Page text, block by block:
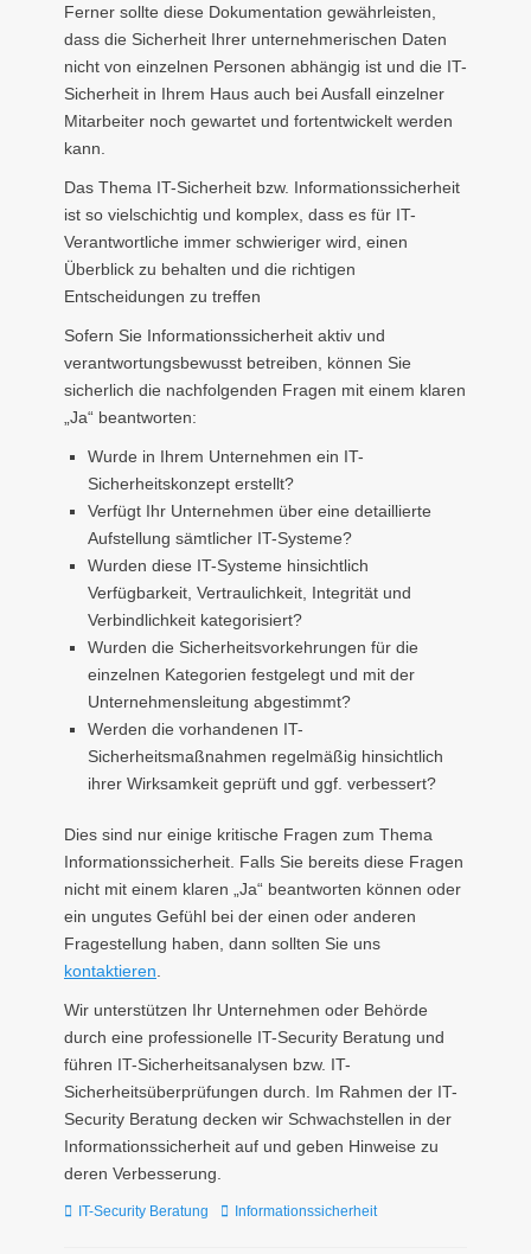
Ferner sollte diese Dokumentation gewährleisten,
dass die Sicherheit Ihrer unternehmerischen Daten
nicht von einzelnen Personen abhängig ist und die IT-
Sicherheit in Ihrem Haus auch bei Ausfall einzelner
Mitarbeiter noch gewartet und fortentwickelt werden
kann.
Das Thema IT-Sicherheit bzw. Informationssicherheit
ist so vielschichtig und komplex, dass es für IT-
Verantwortliche immer schwieriger wird, einen
Überblick zu behalten und die richtigen
Entscheidungen zu treffen
Sofern Sie Informationssicherheit aktiv und
verantwortungsbewusst betreiben, können Sie
sicherlich die nachfolgenden Fragen mit einem klaren
„Ja“ beantworten:
Wurde in Ihrem Unternehmen ein IT-
Sicherheitskonzept erstellt?
Verfügt Ihr Unternehmen über eine detaillierte
Aufstellung sämtlicher IT-Systeme?
Wurden diese IT-Systeme hinsichtlich
Verfügbarkeit, Vertraulichkeit, Integrität und
Verbindlichkeit kategorisiert?
Wurden die Sicherheitsvorkehrungen für die
einzelnen Kategorien festgelegt und mit der
Unternehmensleitung abgestimmt?
Werden die vorhandenen IT-
Sicherheitsmaßnahmen regelmäßig hinsichtlich
ihrer Wirksamkeit geprüft und ggf. verbessert?
Dies sind nur einige kritische Fragen zum Thema
Informationssicherheit. Falls Sie bereits diese Fragen
nicht mit einem klaren „Ja“ beantworten können oder
ein ungutes Gefühl bei der einen oder anderen
Fragestellung haben, dann sollten Sie uns
kontaktieren
Wir unterstützen Ihr Unternehmen oder Behörde
durch eine professionelle IT-Security Beratung und
führen IT-Sicherheitsanalysen bzw. IT-
Sicherheitsüberprüfungen durch. Im Rahmen der IT-
Security Beratung decken wir Schwachstellen in der
Informationssicherheit auf und geben Hinweise zu
deren Verbesserung.
Kategorien
IT-Security Beratung TagsInformationssicherheit